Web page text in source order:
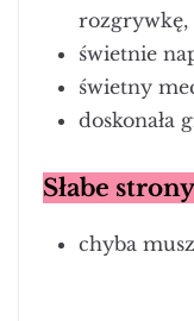
rozgrywkę,
świetnie
świetny
doskonała
Słabe
chyba